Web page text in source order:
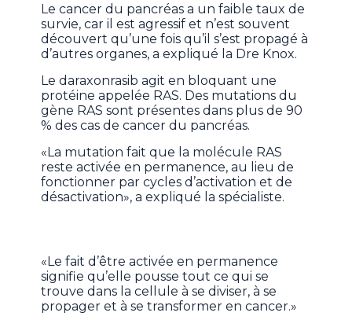
Le cancer du pancréas a un faible taux de
survie, car il est agressif et n’est souvent
découvert qu’une fois qu’il s’est propagé à
d’autres organes, a expliqué la Dre Knox.
Le daraxonrasib agit en bloquant une
protéine appelée RAS. Des mutations du
gène RAS sont présentes dans plus de 90
% des cas de cancer du pancréas.
«La mutation fait que la molécule RAS
reste activée en permanence, au lieu de
fonctionner par cycles d’activation et de
désactivation», a expliqué la spécialiste.
«Le fait d’être activée en permanence
signifie qu’elle pousse tout ce qui se
trouve dans la cellule à se diviser, à se
propager et à se transformer en cancer.»